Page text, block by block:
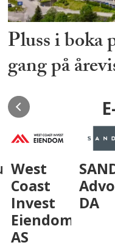
Pluss i boka
gang på
West
Coast
Invest
Eiendom
AS
DA